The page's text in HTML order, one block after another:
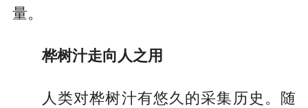
量。
桦树汁走向人之用
人类对桦树汁有悠久的采集历史。随